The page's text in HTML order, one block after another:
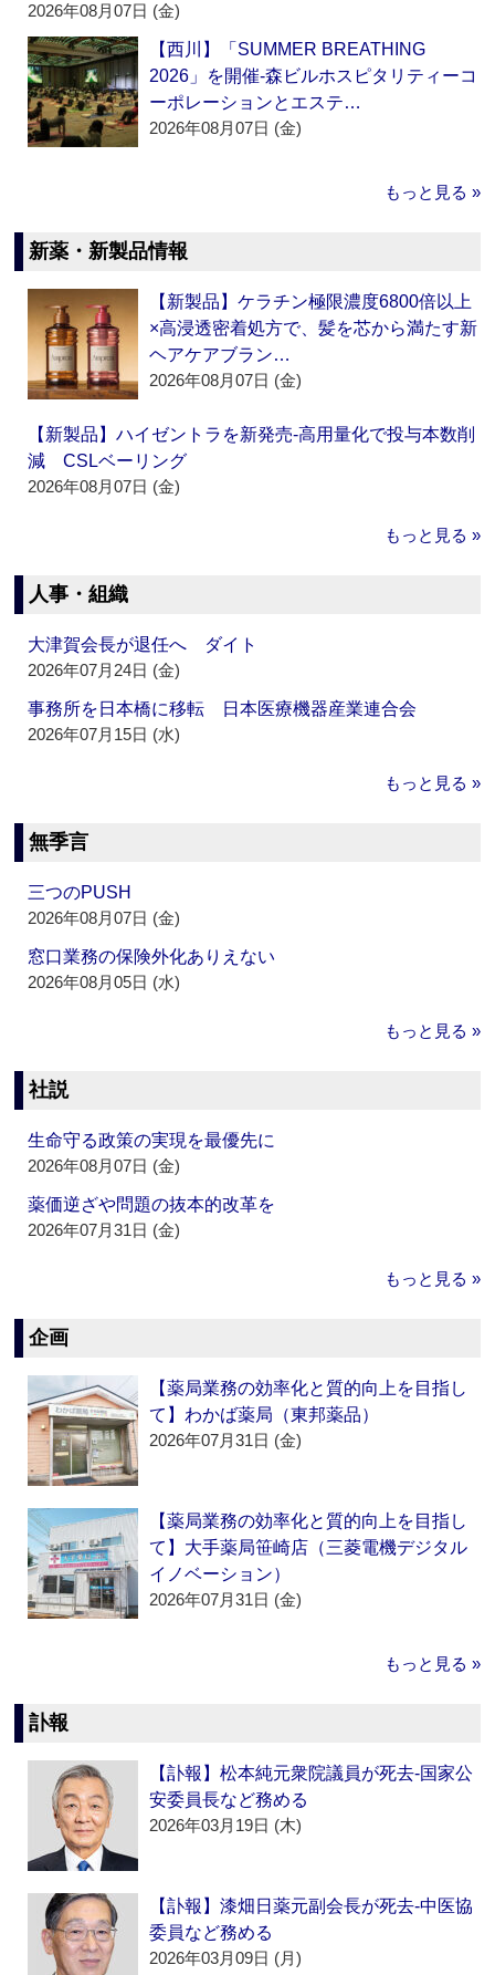
2026年08月07日 (金)
【西川】「SUMMER BREATHING
2026」を開催‐森ビルホスピタリティーコ
ーポレーションとエステ…
2026年08月07日 (金)
もっと見る »
新薬・新製品情報
【新製品】ケラチン極限濃度6800倍以上
×高浸透密着処方で、髪を芯から満たす新
ヘアケアブラン…
2026年08月07日 (金)
【新製品】ハイゼントラを新発売‐高用量化で投与本数削
減 CSLベーリング
2026年08月07日 (金)
もっと見る »
人事・組織
大津賀会長が退任へ ダイト
2026年07月24日 (金)
事務所を日本橋に移転 日本医療機器産業連合会
2026年07月15日 (水)
もっと見る »
無季言
三つのPUSH
2026年08月07日 (金)
窓口業務の保険外化ありえない
2026年08月05日 (水)
もっと見る »
社説
生命守る政策の実現を最優先に
2026年08月07日 (金)
薬価逆ざや問題の抜本的改革を
2026年07月31日 (金)
もっと見る »
企画
【薬局業務の効率化と質的向上を目指し
て】わかば薬局（東邦薬品）
2026年07月31日 (金)
【薬局業務の効率化と質的向上を目指し
て】大手薬局笹崎店（三菱電機デジタル
イノベーション）
2026年07月31日 (金)
もっと見る »
訃報
【訃報】松本純元衆院議員が死去‐国家公
安委員長など務める
2026年03月19日 (木)
【訃報】漆畑日薬元副会長が死去‐中医協
委員など務める
2026年03月09日 (月)